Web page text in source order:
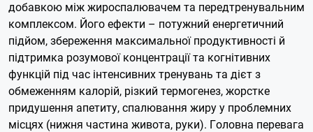
добавкою між жироспалювачем та передтренувальним
комплексом. Його ефекти – потужний енергетичний
підйом, збереження максимальної продуктивності й
підтримка розумової концентрації та когнітивних
функцій під час інтенсивних тренувань та дієт з
обмеженням калорій, різкий термогенез, жорстке
придушення апетиту, спалювання жиру у проблемних
місцях (нижня частина живота, руки). Головна перевага